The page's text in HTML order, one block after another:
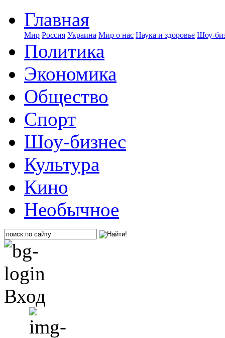
Главная
Мир Россия Украина Мир о нас Наука и здоровье Шоу-
Политика
Экономика
Общество
Спорт
Шоу-бизнес
Культура
Кино
Необычное
Вход